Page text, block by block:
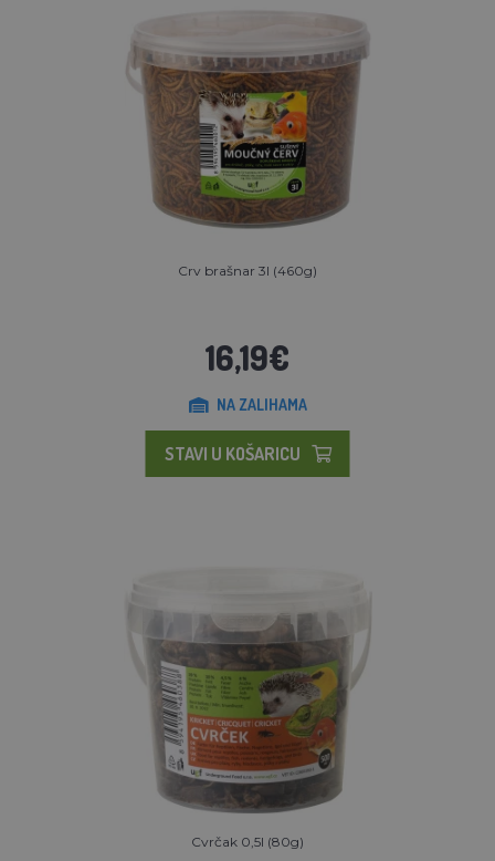
Crv brašnar 3l (460g)
16,19€
NA ZALIHAMA
STAVI U KOŠARICU
Cvrčak 0,5l (80g)